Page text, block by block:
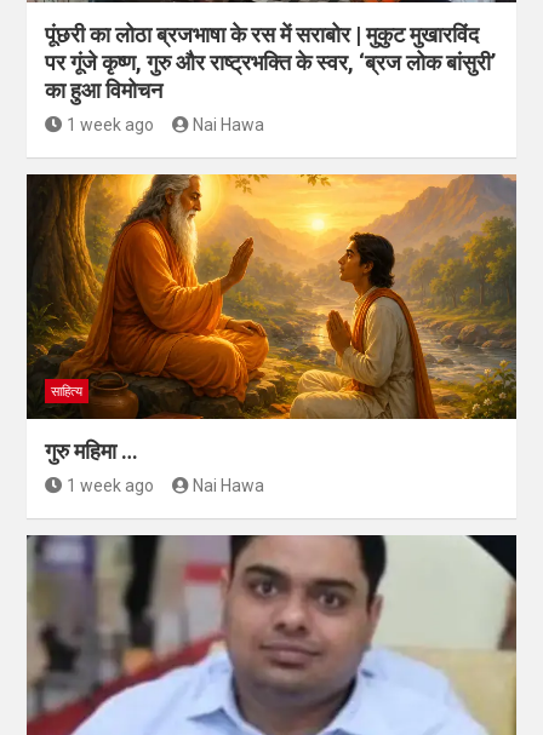
पूंछरी का लोठा ब्रजभाषा के रस में सराबोर | मुकुट मुखारविंद
पर गूंजे कृष्ण, गुरु और राष्ट्रभक्ति के स्वर, ‘ब्रज लोक बांसुरी’
का हुआ विमोचन
1 week ago Nai Hawa
साहित्य
गुरु महिमा …
1 week ago Nai Hawa